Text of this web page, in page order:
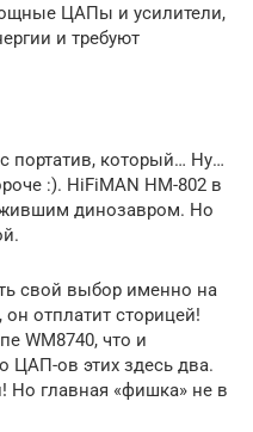
ЦАПы и усилители,
и требуют
портатив, который… Ну…
:). HiFiMAN HM-802 в
динозавром. Но
свой выбор именно на
отплатит сторицей!
WM8740, что и
ЦАП-ов этих здесь два.
главная «фишка» не в